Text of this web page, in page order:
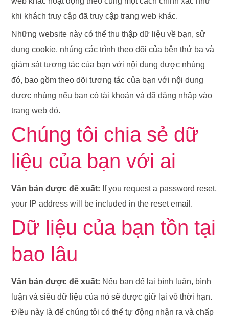
khi khách truy cập đã truy cập trang web khác.
Những website này có thể thu thập dữ liệu về bạn, sử
dụng cookie, nhúng các trình theo dõi của bên thứ ba và
giám sát tương tác của bạn với nội dung được nhúng
đó, bao gồm theo dõi tương tác của bạn với nội dung
được nhúng nếu bạn có tài khoản và đã đăng nhập vào
trang web đó.
Chúng tôi chia sẻ dữ
liệu của bạn với ai
Văn bản được đề xuất: If you request a password reset,
your IP address will be included in the reset email.
Dữ liệu của bạn tồn tại
bao lâu
Văn bản được đề xuất: Nếu bạn để lại bình luận, bình
luận và siêu dữ liệu của nó sẽ được giữ lại vô thời hạn.
Điều này là để chúng tôi có thể tự động nhận ra và chấp